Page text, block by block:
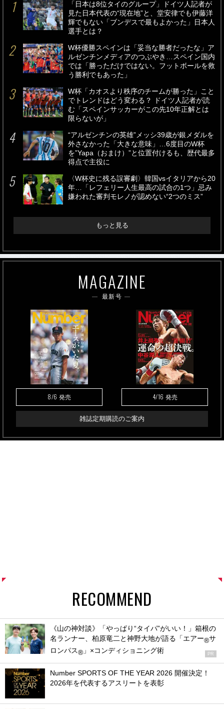
「日本は8位タイのグループ」ドイツ人記者が
見た日本代表の“現在地”と、堂安律でも伊藤洋
輝でもない「ブンデスで最もよかった」日本人
選手とは？
W杯優勝スペインは「妥当な勝者だったな」ア
ルゼンチンメディアのつぶやき…スペイン国内
では「勝っただけではない。フットボールを救
う勝利でもあった」
W杯「カオスより秩序のチームが勝った」こと
でトレンドはどう変わる？ ドイツ人記者が読
む「スペインサッカーがこの先10年正解とは
限らないが」
“アルゼンチンの英雄”メッシ39歳が銀メダルを
外さなかった「大きな意味」…6度目のW杯
を”Yapa（おまけ）”と位置付けるも、歴代最多
得点で主役に
〈W杯史に残る誤審劇〉韓国vsイタリアから20
年…「レフェリー人生最高の試合の1つ」忌み
嫌われた審判モレノが認めない“2つのミス”
もっと見る
MAGAZINE
最新号
8/6 発売 4/16 発売
雑誌定期購読のご案内
RECOMMEND
《山の神対談》「やっぱり“タイパ”がいい！」箱根の
名ランナー、柏原竜二と神野大地が語る「エアー®サ
ロンパス® 」×コンディショニング術 PR
Number SPORTS OF THE YEAR 2026 開催決定！
2026年を代表するアスリートを表彰